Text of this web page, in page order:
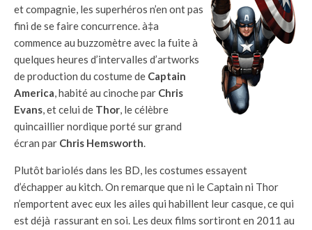
et compagnie, les superhéros n’en ont pas
fini de se faire concurrence. à‡a
commence au buzzomètre avec la fuite à
quelques heures d’intervalles d’artworks
de production du costume de Captain
America, habité au cinoche par Chris
Evans, et celui de Thor, le célèbre
quincaillier nordique porté sur grand
écran par Chris Hemsworth.
Plutôt bariolés dans les BD, les costumes essayent
d’échapper au kitch. On remarque que ni le Captain ni Thor
n’emportent avec eux les ailes qui habillent leur casque, ce qui
est déjà rassurant en soi. Les deux films sortiront en 2011 au